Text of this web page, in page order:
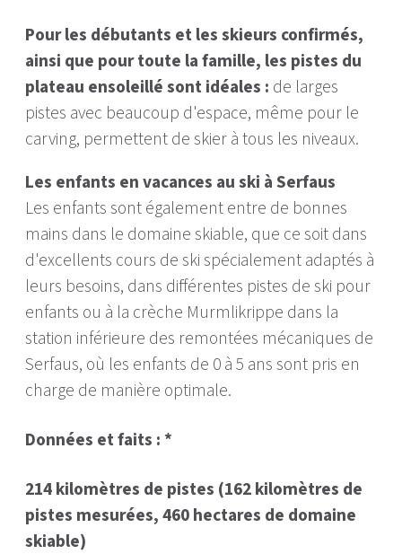
Pour les débutants et les skieurs confirmés,
ainsi que pour toute la famille, les pistes du
plateau ensoleillé sont idéales : de larges
pistes avec beaucoup d'espace, même pour le
carving, permettent de skier à tous les niveaux.
Les enfants en vacances au ski à Serfaus
Les enfants sont également entre de bonnes
mains dans le domaine skiable, que ce soit dans
d'excellents cours de ski spécialement adaptés à
leurs besoins, dans différentes pistes de ski pour
enfants ou à la crèche Murmlikrippe dans la
station inférieure des remontées mécaniques de
Serfaus, où les enfants de 0 à 5 ans sont pris en
charge de manière optimale.
Données et faits : *
214 kilomètres de pistes (162 kilomètres de
pistes mesurées, 460 hectares de domaine
skiable)